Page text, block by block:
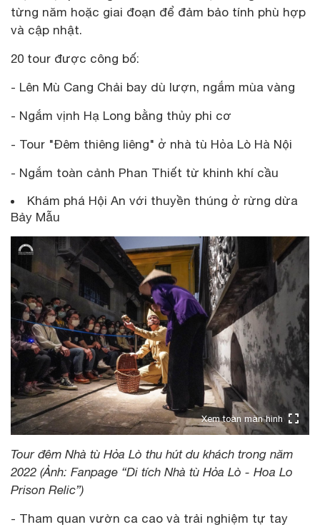
từng năm hoặc giai đoạn để đảm bảo tính phù hợp
và cập nhật.
20 tour được công bố:
- Lên Mù Cang Chải bay dù lượn, ngắm mùa vàng
- Ngắm vịnh Hạ Long bằng thủy phi cơ
- Tour "Đêm thiêng liêng" ở nhà tù Hỏa Lò Hà Nội
- Ngắm toàn cảnh Phan Thiết từ khinh khí cầu
Khám phá Hội An với thuyền thúng ở rừng dừa
Bảy Mẫu
Xem toàn màn hình
Tour đêm Nhà tù Hỏa Lò thu hút du khách trong năm
2022 (Ảnh: Fanpage “Di tích Nhà tù Hỏa Lò - Hoa Lo
Prison Relic”)
- Tham quan vườn ca cao và trải nghiệm tự tay